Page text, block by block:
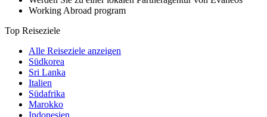
Working Abroad program
Top Reiseziele
Alle Reiseziele anzeigen
Südkorea
Sri Lanka
Italien
Südafrika
Marokko